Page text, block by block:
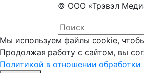
© ООО «Трэвэл
Мы используем файлы cookie,
Продолжая работу с сайтом, вы
Политикой в отношении обработки